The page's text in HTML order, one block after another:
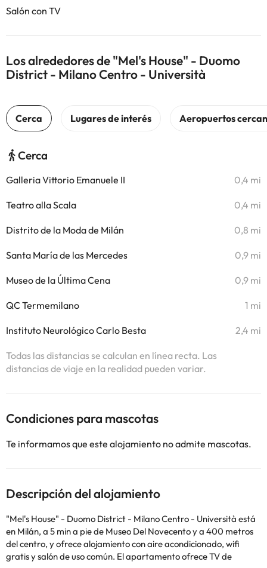
Salón con TV
Los alrededores de "Mel's House" - Duomo
District - Milano Centro - Università
Cerca
Galleria Vittorio Emanuele II 0,4 mi
Teatro alla Scala 0,4 mi
Distrito de la Moda de Milán 0,8 mi
Santa María de las Mercedes 0,9 mi
Museo de la Última Cena 0,9 mi
QC Termemilano 1 mi
Instituto Neurológico Carlo Besta 2,4 mi
Todas las distancias se calculan en línea recta. Las
distancias de viaje en la realidad pueden variar.
Condiciones para mascotas
Te informamos que este alojamiento no admite mascotas.
Descripción del alojamiento
"Mel's House" - Duomo District - Milano Centro - Università está
en Milán, a 5 min a pie de Museo Del Novecento y a 400 metros
del centro, y ofrece alojamiento con aire acondicionado, wifi
gratis y salón de uso común. El apartamento ofrece TV de